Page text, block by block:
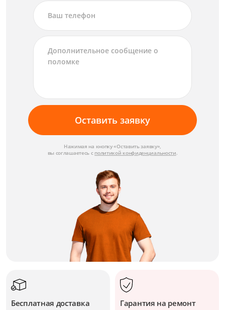
Оставить заявку
Нажимая на кнопку «Оставить заявку»,
вы соглашаетесь с политикой конфиденциальности.
Бесплатная доставка Гарантия на ремонт